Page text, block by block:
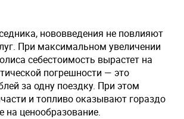
нововведения не повлияют
При максимальном увеличении
себестоимость вырастет на
погрешности — это
за одну поездку. При этом
и топливо оказывают гораздо
на ценообразование.